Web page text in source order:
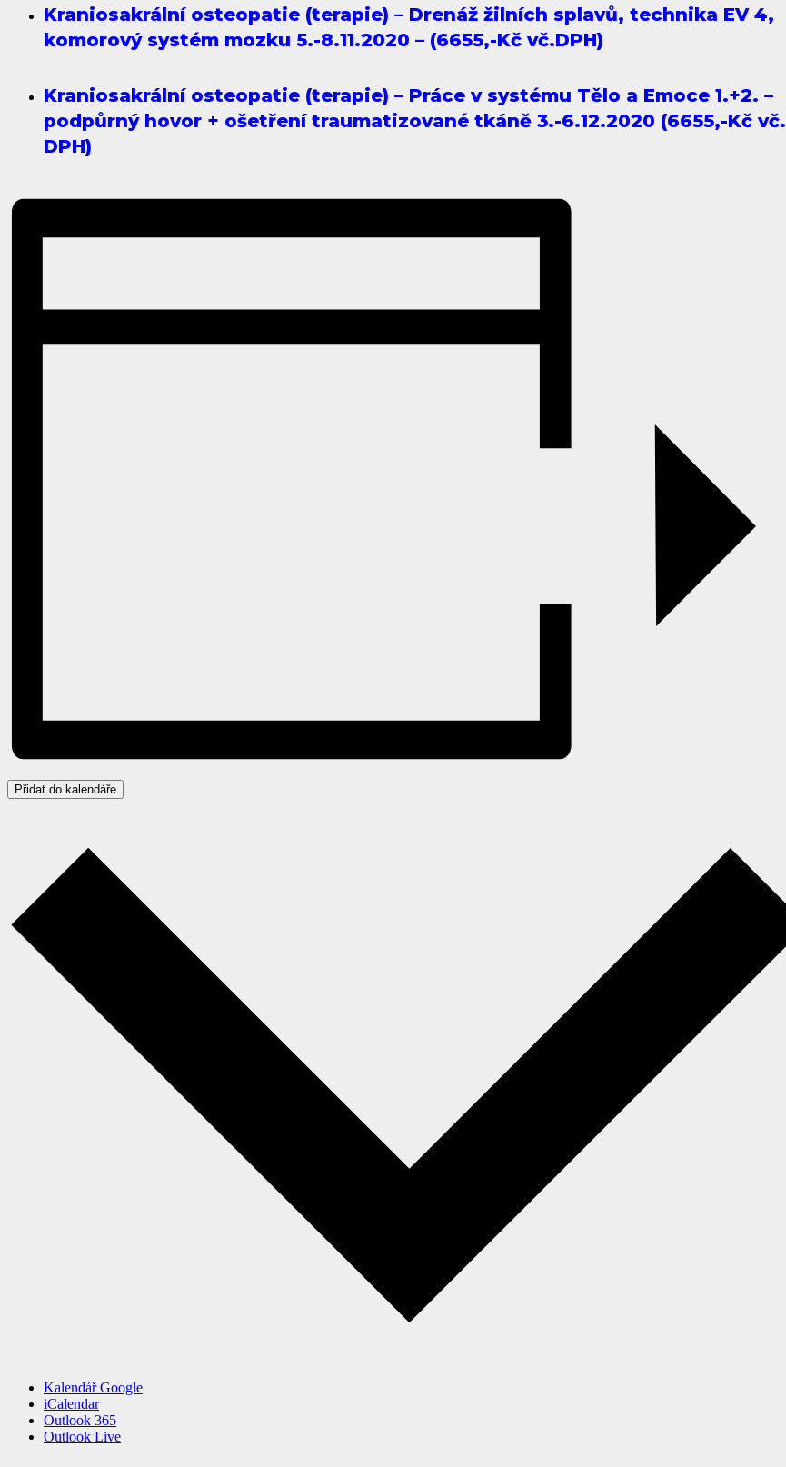
Kraniosakrální osteopatie (terapie) – Drenáž žilních splavů, technika EV 4,
komorový systém mozku 5.-8.11.2020 – (6655,-Kč vč.DPH)
Kraniosakrální osteopatie (terapie) – Práce v systému Tělo a Emoce 1.+2. –
podpůrný hovor + ošetření traumatizované tkáně 3.-6.12.2020 (6655,-Kč vč.
DPH)
Přidat do kalendáře
Kalendář Google
iCalendar
Outlook 365
Outlook Live